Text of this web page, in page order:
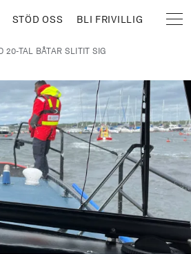
STÖD OSS BLI FRIVILLIG
20-TAL BÅTAR SLITIT SIG